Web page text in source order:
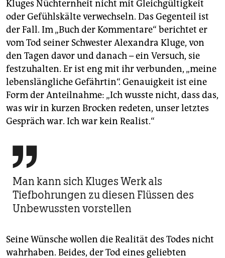
Kluges Nüchternheit nicht mit Gleichgültigkeit
oder Gefühlskälte verwechseln. Das Gegenteil ist
der Fall. Im „Buch der Kommentare“ berichtet er
vom Tod seiner Schwester Alexandra Kluge, von
den Tagen davor und danach – ein Versuch, sie
festzuhalten. Er ist eng mit ihr verbunden, „meine
lebenslängliche Gefährtin“. Genauigkeit ist eine
Form der Anteilnahme: „Ich wusste nicht, dass das,
was wir in kurzen Brocken redeten, unser letztes
Gespräch war. Ich war kein Realist.“

Man kann sich Kluges Werk als
Tiefbohrungen zu diesen Flüssen des
Unbewussten vorstellen
Seine Wünsche wollen die Realität des Todes nicht
wahrhaben. Beides, der Tod eines geliebten